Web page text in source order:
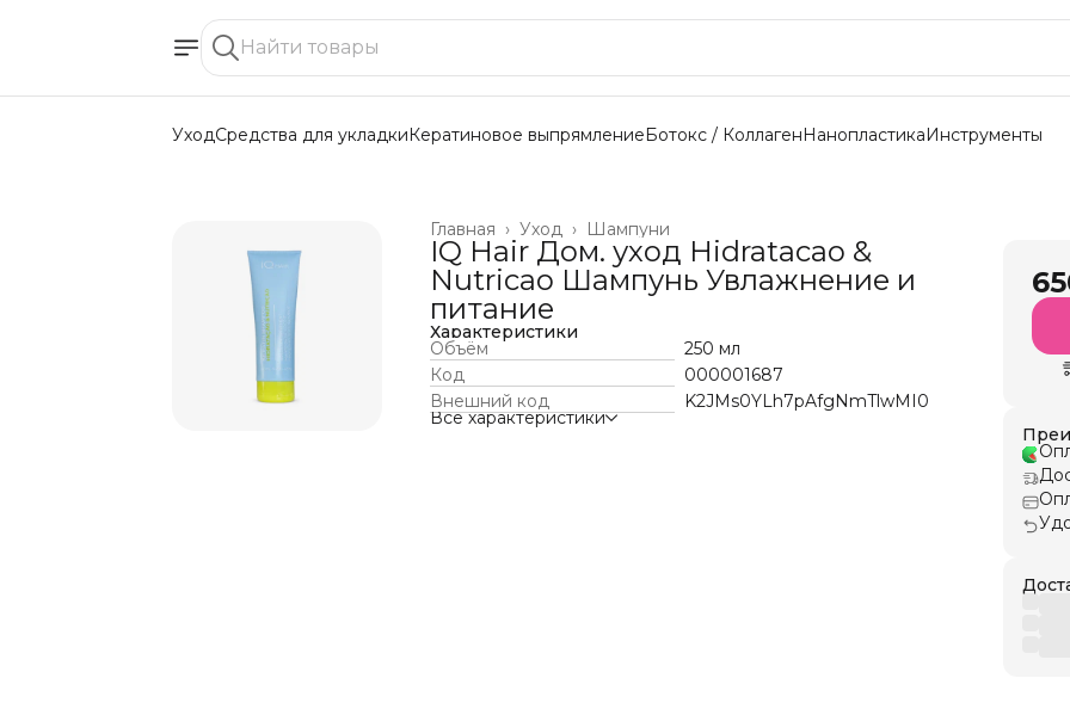
УходСредства для укладкиКератиновое выпрямлениеБотокс / КоллагенНанопластикаИнструменты
Шампуни
Уход ›
Главная ›
IQ Hair Дом. уход Hidratacao &
Nutricao Шампунь Увлажнение и
питание
Характеристики
Объём
250 мл
Код
000001687
Внешний код
K2JMs0YLh7pAfgNmTlwMI0
Все характеристики